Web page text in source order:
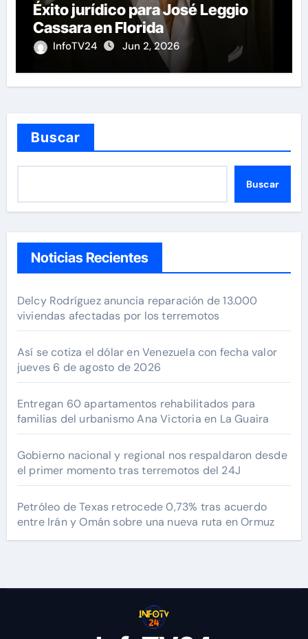
Éxito jurídico para José Leggio
Cassara en Florida
InfoTV24 Jun 2, 2026
Buscar
Buscar
Noticias Recientes
Delcy Rodríguez anuncia reparación de 13.000
viviendas afectadas por los terremotos
Así se cotiza el dólar en Venezuela con fecha valor
jueves 6 de agosto de 2026
Entregan 60 apartamentos rehabilitados para
familias del urbanismo Ana Victoria en La Guaira
Gobierno nacional y regional nos respaldaron desde
el primer momento tras terremotos del 24J
Petróleo de Texas retrocede 0,73% tras acuerdo
entre Irán y Omán sobre una nueva ruta en Ormuz